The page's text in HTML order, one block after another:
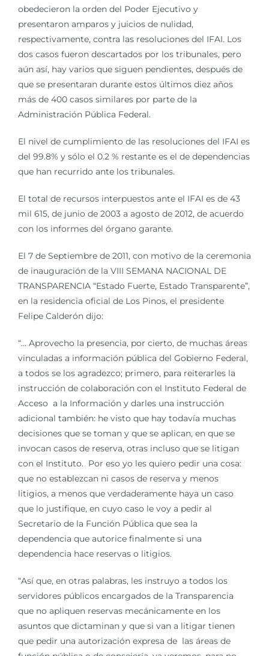
obedecieron la orden del Poder Ejecutivo y
presentaron amparos y juicios de nulidad,
respectivamente, contra las resoluciones del IFAI. Los
dos casos fueron descartados por los tribunales, pero
aún así, hay varios que siguen pendientes, después de
que se presentaran durante estos últimos diez años
más de 400 casos similares por parte de la
Administración Pública Federal.
El nivel de cumplimiento de las resoluciones del IFAI es
del 99.8% y sólo el 0.2 % restante es el de dependencias
que han recurrido ante los tribunales.
El total de recursos interpuestos ante el IFAI es de 43
mil 615, de junio de 2003 a agosto de 2012, de acuerdo
con los informes del órgano garante.
El 7 de Septiembre de 2011, con motivo de la ceremonia
de inauguración de la VIII SEMANA NACIONAL DE
TRANSPARENCIA “Estado Fuerte, Estado Transparente”,
en la residencia oficial de Los Pinos, el presidente
Felipe Calderón dijo:
“… Aprovecho la presencia, por cierto, de muchas áreas
vinculadas a información pública del Gobierno Federal,
a todos se los agradezco; primero, para reiterarles la
instrucción de colaboración con el Instituto Federal de
Acceso a la Información y darles una instrucción
adicional también: he visto que hay todavía muchas
decisiones que se toman y que se aplican, en que se
invocan casos de reserva, otras incluso que se litigan
con el Instituto. Por eso yo les quiero pedir una cosa:
que no establezcan ni casos de reserva y menos
litigios, a menos que verdaderamente haya un caso
que lo justifique, en cuyo caso le voy a pedir al
Secretario de la Función Pública que sea la
dependencia que autorice finalmente si una
dependencia hace reservas o litigios.
“Así que, en otras palabras, les instruyo a todos los
servidores públicos encargados de la Transparencia
que no apliquen reservas mecánicamente en los
asuntos que dictaminan y que si van a litigar tienen
que pedir una autorización expresa de las áreas de